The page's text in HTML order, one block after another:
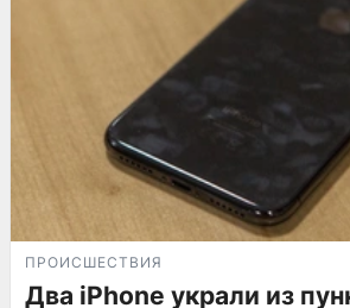
ПРОИСШЕСТВИЯ
Два iPhone украли из